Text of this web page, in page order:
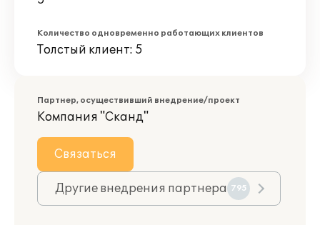
Количество одновременно работающих клиентов
Толстый клиент: 5
Партнер, осуществивший внедрение/проект
Компания "Сканд"
Связаться
Другие внедрения партнера 795